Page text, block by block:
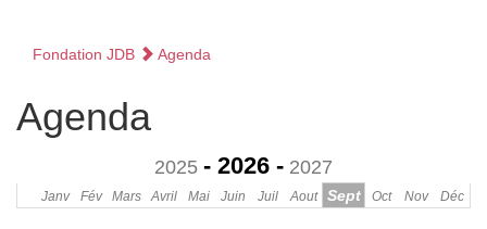
Fondation JDB Agenda
Agenda
2025 - 2026 - 2027
Janv Fév Mars Avril Mai Juin Juil Aout Sept Oct Nov Déc